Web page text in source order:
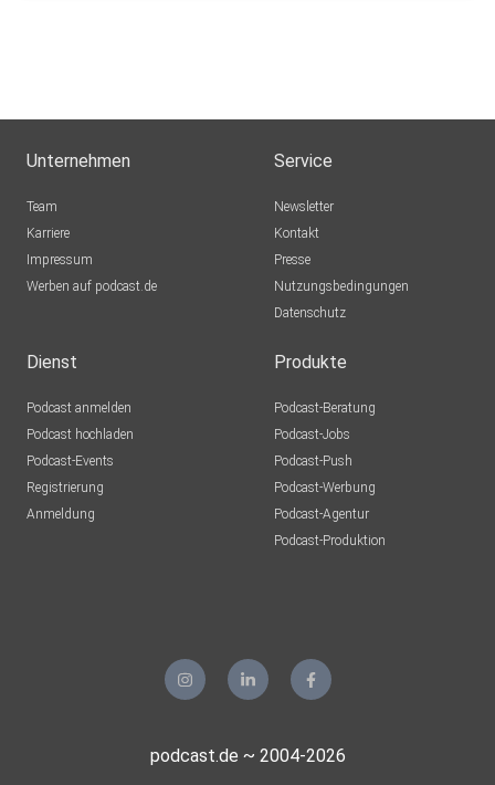
Unternehmen
Team
Karriere
Impressum
Werben auf podcast.de
Service
Newsletter
Kontakt
Presse
Nutzungsbedingungen
Datenschutz
Dienst
Podcast anmelden
Podcast hochladen
Podcast-Events
Registrierung
Anmeldung
Produkte
Podcast-Beratung
Podcast-Jobs
Podcast-Push
Podcast-Werbung
Podcast-Agentur
Podcast-Produktion
podcast.de ~ 2004-2026